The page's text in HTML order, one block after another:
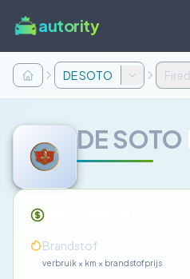
autority
DE SOTO
DE SOTO
Brandstof
verbruik × km × brandstofprijs